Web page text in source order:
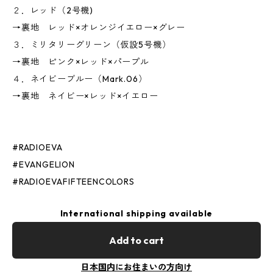
２．レッド（2号機)
→裏地 レッド×オレンジイエロー×グレー
３．ミリタリーグリーン（仮設5号機）
→裏地 ピンク×レッド×パープル
４．ネイビーブルー（Mark.06）
→裏地 ネイビー×レッド×イエロー
#RADIOEVA
#EVANGELION
#RADIOEVAFIFTEENCOLORS
International shipping available
Add to cart
日本国内にお住まいの方向け